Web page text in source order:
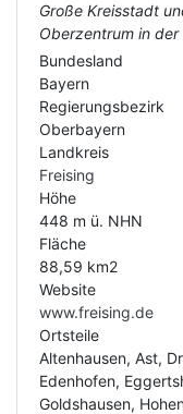
Große Kreisstadt
Oberzentrum in der
Bundesland
Bayern
Regierungsbezirk
Oberbayern
Landkreis
Freising
Höhe
448 m ü. NHN
Fläche
88,59 km2
Website
www.freising.de
Ortsteile
Altenhausen, Ast,
Edenhofen,
Goldshausen,